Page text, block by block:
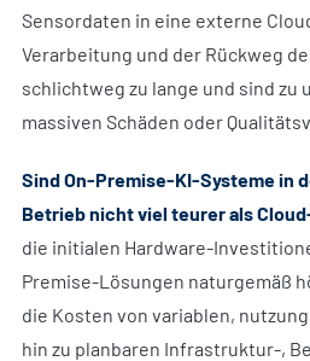
Sensordaten in eine externe
Verarbeitung und der Rückweg
schlichtweg zu lange und sind zu
massiven Schäden oder
Sind On-Premise-KI-Systeme in
Betrieb nicht viel teurer als
die initialen Hardware-
Premise-Lösungen naturgemäß
die Kosten von variablen,
hin zu planbaren Infrastruktur-,